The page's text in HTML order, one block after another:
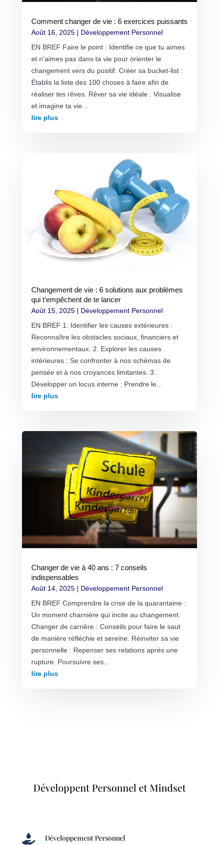
Comment changer de vie : 6 exercices puissants
Août 16, 2025| Développement Personnel
EN BREF Faire le point : Identifie ce que tu aimes
et n'aimes pas dans ta vie pour orienter le
changement vers du positif. Créer sa bucket-list :
Établis la liste des 100 choses à faire afin de
réaliser tes rêves. Rêver sa vie idéale : Visualise
et imagine ta vie...
lire plus
Changement de vie : 6 solutions aux problèmes
qui t’empêchent de te lancer
Août 15, 2025| Développement Personnel
EN BREF 1. Identifier les causes extérieures :
Reconnaître les obstacles sociaux, financiers et
environnementaux. 2. Explorer les causes
intérieures : Se confronter à nos schémas de
pensée et à nos croyances limitantes. 3.
Développer un locus interne : Prendre le...
lire plus
Changer de vie à 40 ans : 7 conseils
indispensables
Août 14, 2025| Développement Personnel
EN BREF Comprendre la crise de la quarantaine :
Un moment charnière qui incite au changement.
Changer de carrière : Conseils pour faire le saut
de manière réfléchie et sereine. Réinviter sa vie
personnelle : Repenser ses relations après une
rupture. Poursuivre ses...
lire plus
Développent Personnel et Mindset
 Développement Personnel